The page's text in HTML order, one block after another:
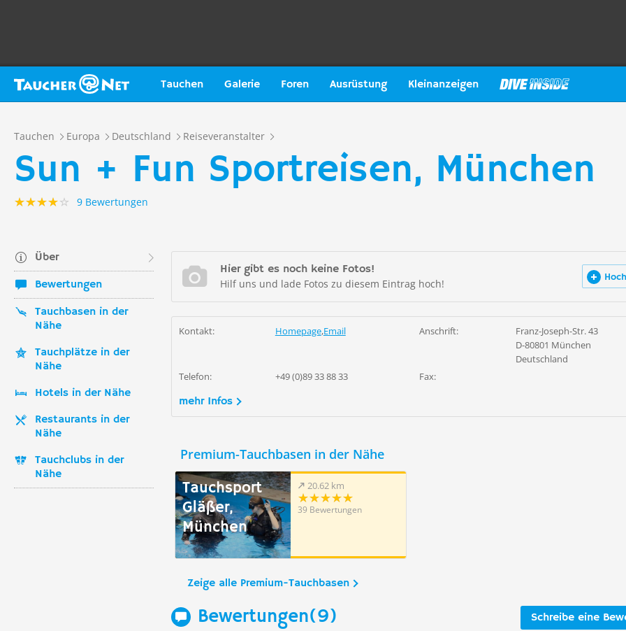
Tauchen Galerie Foren Ausrüstung Kleinanzeigen
Tauchen Europa Deutschland Reiseveranstalter
Sun + Fun Sportreisen, München
9 Bewertungen
Über
Bewertungen
Tauchbasen in der
Nähe
Tauchplätze in der
Nähe
Hotels in der Nähe
Restaurants in der
Nähe
Tauchclubs in der
Nähe
Hier gibt es noch keine Fotos!
Hilf uns und lade Fotos zu diesem Eintrag hoch!
Kontakt: Homepage,Email Anschrift:
Franz-Joseph-Str. 43
D-80801 München
Deutschland
Telefon:
+49 (0)89 33 88 33 Fax:
mehr Infos
Premium-Tauchbasen in der Nähe
Tauchsport
Gläßer,
München
20.62 km
39 Bewertungen
Zeige alle Premium-Tauchbasen
Schreibe eine
Bewertungen(9)